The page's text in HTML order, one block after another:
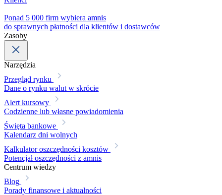
Ponad 5 000 firm wybiera amnis
do sprawnych płatności dla klientów i dostawców
Zasoby
Narzędzia
Przegląd rynku
Dane o rynku walut w skrócie
Alert kursowy
Codzienne lub własne powiadomienia
Święta bankowe
Kalendarz dni wolnych
Kalkulator oszczędności kosztów
Potencjał oszczędności z amnis
Centrum wiedzy
Blog
Porady finansowe i aktualności